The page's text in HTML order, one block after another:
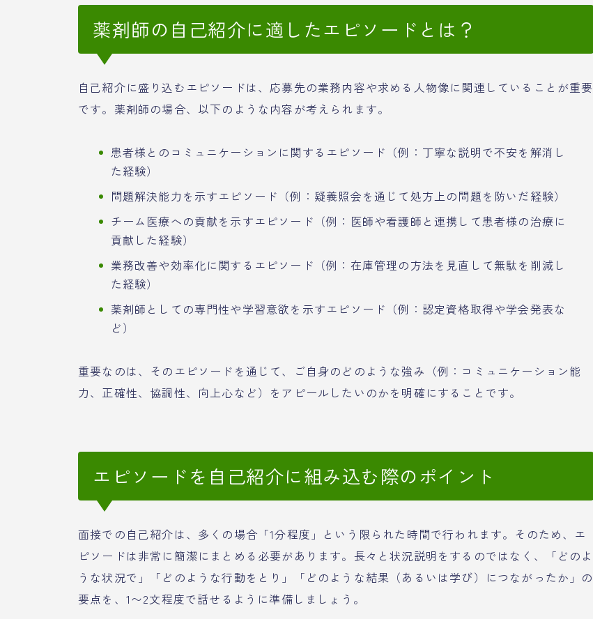
薬剤師の自己紹介に適したエピソードとは？
自己紹介に盛り込むエピソードは、応募先の業務内容や求める人物像に関連していることが重要
です。薬剤師の場合、以下のような内容が考えられます。
患者様とのコミュニケーションに関するエピソード（例：丁寧な説明で不安を解消し
た経験）
問題解決能力を示すエピソード（例：疑義照会を通じて処方上の問題を防いだ経験）
チーム医療への貢献を示すエピソード（例：医師や看護師と連携して患者様の治療に
貢献した経験）
業務改善や効率化に関するエピソード（例：在庫管理の方法を見直して無駄を削減し
た経験）
薬剤師としての専門性や学習意欲を示すエピソード（例：認定資格取得や学会発表な
ど）
重要なのは、そのエピソードを通じて、ご自身のどのような強み（例：コミュニケーション能
力、正確性、協調性、向上心など）をアピールしたいのかを明確にすることです。
エピソードを自己紹介に組み込む際のポイント
面接での自己紹介は、多くの場合「1分程度」という限られた時間で行われます。そのため、エ
ピソードは非常に簡潔にまとめる必要があります。長々と状況説明をするのではなく、「どのよ
うな状況で」「どのような行動をとり」「どのような結果（あるいは学び）につながったか」の
要点を、1〜2文程度で話せるように準備しましょう。